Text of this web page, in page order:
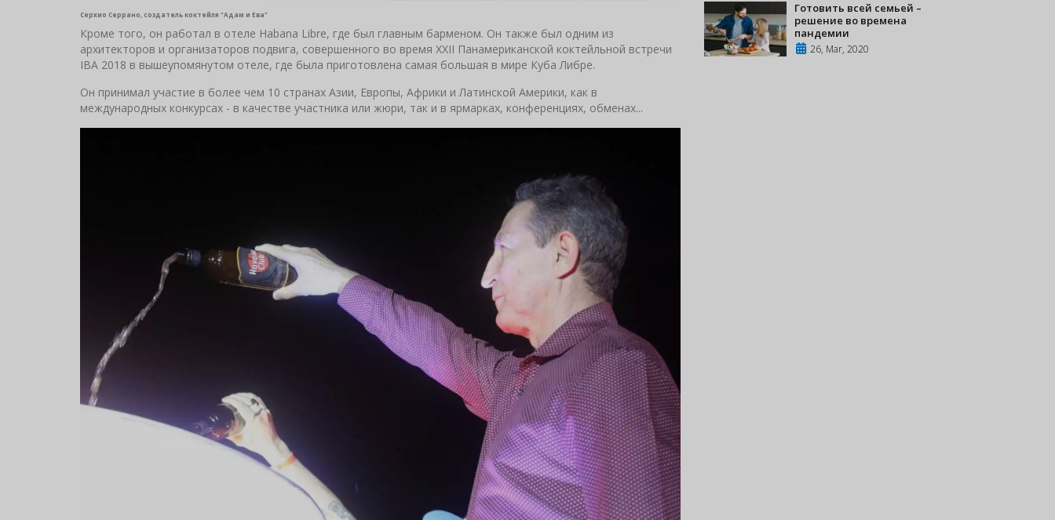
Серхио Серрано, создатель коктейля "Адам и Ева"
Кроме того, он работал в отеле Habana Libre, где был главным барменом. Он также был одним из
архитекторов и организаторов подвига, совершенного во время XXII Панамериканской коктейльной встречи
IBA 2018 в вышеупомянутом отеле, где была приготовлена самая большая в мире Куба Либре.
Он принимал участие в более чем 10 странах Азии, Европы, Африки и Латинской Америки, как в
международных конкурсах - в качестве участника или жюри, так и в ярмарках, конференциях, обменах...
Готовить всей семьей –
решение во времена
пандемии
26, Mar, 2020